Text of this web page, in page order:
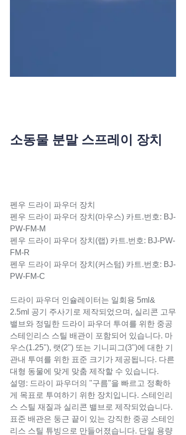
소동물 분말 스프레이 장치
펜우 드라이 파우더 장치
펜우 드라이 파우더 장치(마우스) 카트.번호: BJ-
PW-FM-M
펜우 드라이 파우더 장치(랩) 카트.번호: BJ-PW-
FM-R
펜우 드라이 파우더 장치(커스텀) 카트.번호: BJ-
PW-FM-C
드라이 파우더 인슐레이터는 일회용 5ml&
2.5ml 공기 주사기로 제작되었으며, 실리콘 고무
밸브와 정밀한 드라이 파우더 투여를 위한 중공
스테인리스 스틸 배관이 포함되어 있습니다. 마
우스(1.25"), 랫(2") 또는 기니피그(3")에 대한 기
관내 투여를 위한 표준 크기가 제공됩니다. 다른
대형 동물에 맞게 맞춤 제작할 수 있습니다.
설명: 드라이 파우더의 "구름"을 빠르고 정확하
게 목표로 투여하기 위한 장치입니다. 스테인리
스 스틸 재질과 실리콘 밸브로 제작되었습니다.
표준 배관은 둥근 끝이 있는 강직한 중공 스테인
리스 스틸 튜빙으로 만들어졌습니다. 단일 용량